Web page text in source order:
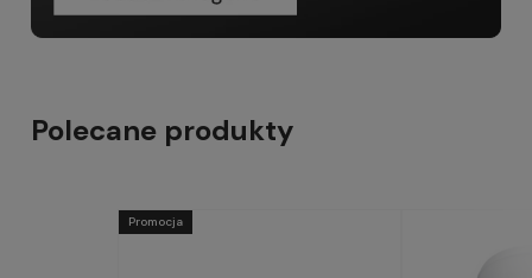
Polecane produkty
Promocja